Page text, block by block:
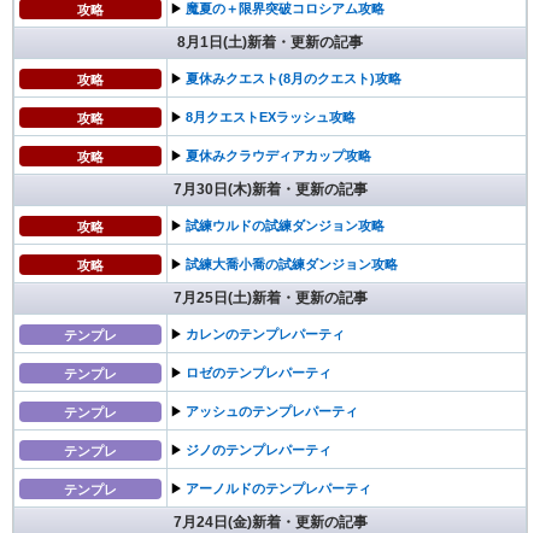
攻略 ▶︎ 魔夏の＋限界突破コロシアム攻略
8月1日(土)新着・更新の記事
攻略 ▶︎ 夏休みクエスト(8月のクエスト)攻略
攻略 ▶︎ 8月クエストEXラッシュ攻略
攻略 ▶︎ 夏休みクラウディアカップ攻略
7月30日(木)新着・更新の記事
攻略 ▶︎ 試練ウルドの試練ダンジョン攻略
攻略 ▶︎ 試練大喬小喬の試練ダンジョン攻略
7月25日(土)新着・更新の記事
テンプレ ▶︎ カレンのテンプレパーティ
テンプレ ▶︎ ロゼのテンプレパーティ
テンプレ ▶︎ アッシュのテンプレパーティ
テンプレ ▶︎ ジノのテンプレパーティ
テンプレ ▶︎ アーノルドのテンプレパーティ
7月24日(金)新着・更新の記事